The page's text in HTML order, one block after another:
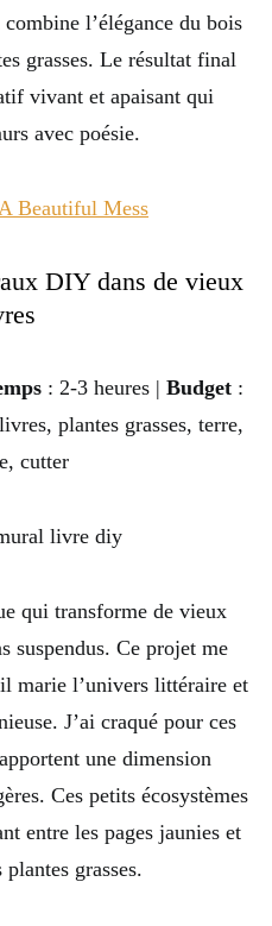
l’élégance du bois
grasses. Le résultat final
vivant et apaisant qui
avec poésie.
Beautiful Mess
DIY dans de vieux
: 2-3 heures | Budget :
plantes grasses, terre,
cutter
qui transforme de vieux
suspendus. Ce projet me
marie l’univers littéraire et
J’ai craqué pour ces
une dimension
Ces petits écosystèmes
entre les pages jaunies et
grasses.